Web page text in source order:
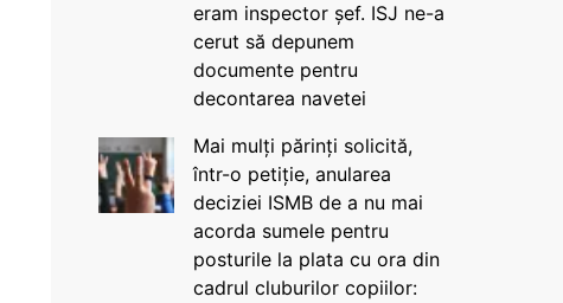
eram inspector șef. ISJ ne-a
cerut să depunem
documente pentru
decontarea navetei
Mai mulți părinți solicită,
într-o petiție, anularea
deciziei ISMB de a nu mai
acorda sumele pentru
posturile la plata cu ora din
cadrul cluburilor copiilor: